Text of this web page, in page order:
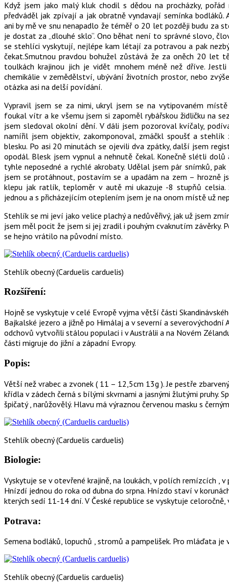
Když jsem jako malý kluk chodil s dědou na procházky,
předváděl jak zpívají a jak obratně vyndavají semínka
ani by mě ve snu nenapadlo že téměř o 20 let později budu za
je dostat za „dlouhé sklo“.Ono běhat není to správné slovo,
se stehlíci vyskytují, nejlépe kam létají za potravou a pak
čekat.Smutnou pravdou bohužel zůstává že za oněch 20 let
toulkách krajinou jich je vidět mnohem méně než dříve.
chemikálie v zemědělství, ubývání životních prostor, nebo
otázka asi na delší povídání.
Vypravil jsem se za nimi, ukryl jsem se na vytipovaném
foukal vítr a ke všemu jsem si zapoměl rybářskou židličku na
jsem sledoval okolní dění. V dáli jsem pozoroval kvíčaly,
namířil jsem objektiv, zakomponoval, zmáčkl spoušť a
blesku. Po asi 20 minutách se ojevili dva zpátky, další jsem
opodál. Blesk jsem vypnul a nehnutě čekal. Konečně slétli
tyhle neposedné a rychlé akrobaty. Udělal jsem pár snímků,
jsem se protáhnout, postavím se a upadám na zem – hrozně
klepu jak ratlík, teploměr v autě mi ukazuje -8 stupňů
jednou a s přicházejícím oteplením jsem je na onom místě už
Stehlík se mi jeví jako velice plachý a nedůvěřivý, jak už jsem
jsem měl pocit že jsem si jej zradil i pouhým cvaknutím závěrky.
se hejno vrátilo na původní místo.
Stehlík obecný (Carduelis carduelis)
Rozšíření:
Hojně se vyskytuje v celé Evropě vyjma větší části
Bajkalské jezero a jižně po Himálaj a v severní a severovýchodní
odchovů vytvořili stálou populaci i v Austrálii a na Novém
části migruje do jižní a západní Evropy.
Popis:
Větší než vrabec a zvonek ( 11 – 12,5cm 13g ). Je pestře
křídla v zádech černá s bílými skvrnami a jasnými žlutými pruhy.
špičatý , narůžovělý. Hlavu má výraznou červenou masku s
Stehlík obecný (Carduelis carduelis)
Biologie:
Vyskytuje se v otevřené krajině, na loukách, v polích remízcích ,
Hnízdí jednou do roka od dubna do srpna. Hnízdo staví v
kterých sedí 11-14 dní. V České republice se vyskytuje
Potrava:
Semena bodláků, lopuchů , stromů a pampelišek. Pro mláďata
Stehlík obecný (Carduelis carduelis)